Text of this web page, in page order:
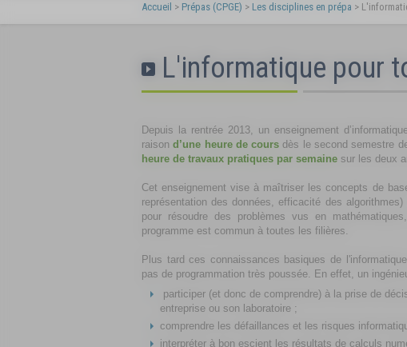
Accueil > Prépas (CPGE) > Les disciplines en prépa >
L'informatique pour
Depuis la rentrée 2013, un enseignement
raisond’une heure de cours dès le second semestre
heure de travaux pratiques par semaine sur les deux
Cet enseignement vise à maîtriser les concepts de
représentation des données, efficacité des
pour résoudre des problèmes vus en
programme est commun à toutes les filières.
Plus tard ces connaissances basiques de
pas de programmation très poussée. En effet, un
participer (et donc de comprendre) à la prise de
entreprise ou son laboratoire ;
comprendre les défaillances et les risques
interpréter à bon escient les résultats de calculs